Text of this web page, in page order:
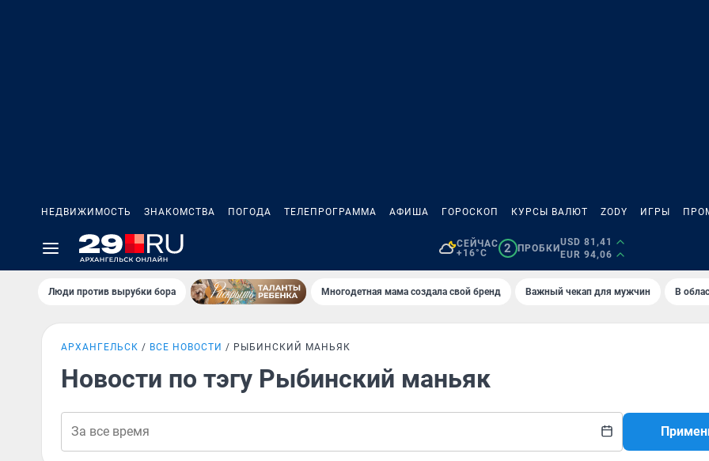
НЕДВИЖИМОСТЬ ЗНАКОМСТВА ПОГОДА ТЕЛЕПРОГРАММА АФИША ГОРОСКОП КУРСЫ ВАЛЮТ ZODY ИГРЫ
СЕЙЧАС
+16°C
2 ПРОБКИ
USD 81,41
EUR 94,06
Люди против вырубки бора Многодетная мама создала свой бренд Важный чекап для мужчин В
АРХАНГЕЛЬСК ВСЕ НОВОСТИ РЫБИНСКИЙ МАНЬЯК
Новости по тэгу Рыбинский маньяк